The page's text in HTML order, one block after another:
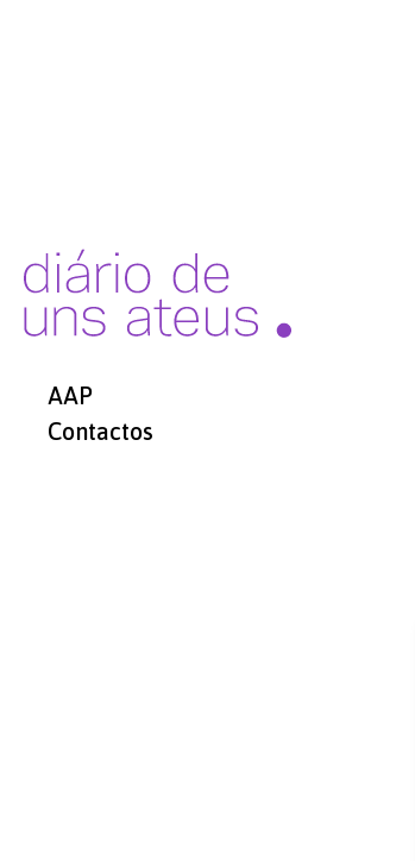
AAP
Contactos